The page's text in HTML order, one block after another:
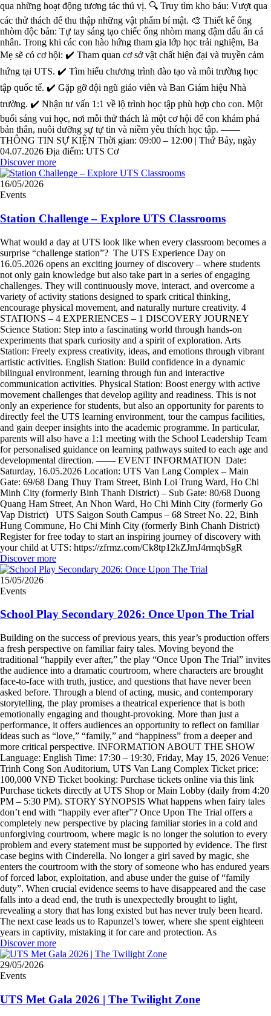
qua những hoạt động tương tác thú vị. 🔍 Truy tìm kho báu: Vượt qua
các thử thách để thu thập những vật phẩm bí mật. 🎨 Thiết kế ống
nhòm độc bản: Tự tay sáng tạo chiếc ống nhòm mang đậm dấu ấn cá
nhân. Trong khi các con hào hứng tham gia lớp học trải nghiệm, Ba
Mẹ sẽ có cơ hội: ✔️ Tham quan cơ sở vật chất hiện đại và truyền cảm
hứng tại UTS. ✔️ Tìm hiểu chương trình đào tạo và môi trường học
tập quốc tế. ✔️ Gặp gỡ đội ngũ giáo viên và Ban Giám hiệu Nhà
trường. ✔️ Nhận tư vấn 1:1 về lộ trình học tập phù hợp cho con. Một
buổi sáng vui học, nơi mỗi thử thách là một cơ hội để con khám phá
bản thân, nuôi dưỡng sự tự tin và niềm yêu thích học tập. ——
THÔNG TIN SỰ KIỆN Thời gian: 09:00 – 12:00 | Thứ Bảy, ngày
04.07.2026 Địa điểm: UTS Cơ
Discover more
16/05/2026
Events
Station Challenge – Explore UTS Classrooms
What would a day at UTS look like when every classroom becomes a
surprise “challenge station”? The UTS Experience Day on
16.05.2026 opens an exciting journey of discovery – where students
not only gain knowledge but also take part in a series of engaging
challenges. They will continuously move, interact, and overcome a
variety of activity stations designed to spark critical thinking,
encourage physical movement, and naturally nurture creativity. 4
STATIONS – 4 EXPERIENCES – 1 DISCOVERY JOURNEY
Science Station: Step into a fascinating world through hands-on
experiments that spark curiosity and a spirit of exploration. Arts
Station: Freely express creativity, ideas, and emotions through vibrant
artistic activities. English Station: Build confidence in a dynamic
bilingual environment, learning through fun and interactive
communication activities. Physical Station: Boost energy with active
movement challenges that develop agility and readiness. This is not
only an experience for students, but also an opportunity for parents to
directly feel the UTS learning environment, tour the campus facilities,
and gain deeper insights into the academic programme. In particular,
parents will also have a 1:1 meeting with the School Leadership Team
for personalised guidance on learning pathways suited to each age and
developmental direction. —— EVENT INFORMATION Date:
Saturday, 16.05.2026 Location: UTS Van Lang Complex – Main
Gate: 69/68 Dang Thuy Tram Street, Binh Loi Trung Ward, Ho Chi
Minh City (formerly Binh Thanh District) – Sub Gate: 80/68 Duong
Quang Ham Street, An Nhon Ward, Ho Chi Minh City (formerly Go
Vap District) UTS Saigon South Campus – 68 Street No. 22, Binh
Hung Commune, Ho Chi Minh City (formerly Binh Chanh District)
Register for free today to start an inspiring journey of discovery with
your child at UTS: https://zfrmz.com/Ck8tp12kZJmJ4rmqbSgR
Discover more
15/05/2026
Events
School Play Secondary 2026: Once Upon The Trial
Building on the success of previous years, this year’s production offers
a fresh perspective on familiar fairy tales. Moving beyond the
traditional “happily ever after,” the play “Once Upon The Trial” invites
the audience into a dramatic courtroom, where characters are brought
face-to-face with truth, justice, and questions that have never been
asked before. Through a blend of acting, music, and contemporary
storytelling, the play promises a theatrical experience that is both
emotionally engaging and thought-provoking. More than just a
performance, it offers audiences an opportunity to reflect on familiar
ideas such as “love,” “family,” and “happiness” from a deeper and
more critical perspective. INFORMATION ABOUT THE SHOW
Language: English Time: 17:30 – 19:30, Friday, May 15, 2026 Venue:
Trinh Cong Son Auditorium, UTS Van Lang Complex Ticket price:
100,000 VNĐ Ticket booking: Purchase tickets online via this link
Purchase tickets directly at UTS Shop or Main Lobby (daily from 4:20
PM – 5:30 PM). STORY SYNOPSIS What happens when fairy tales
don’t end with “happily ever after”? Once Upon The Trial offers a
completely new perspective by placing familiar stories in a cold and
unforgiving courtroom, where magic is no longer the solution to every
problem and every statement must be supported by evidence. The first
case begins with Cinderella. No longer a girl saved by magic, she
enters the courtroom with the story of someone who has endured years
of forced labor, exploitation, and abuse under the guise of “family
duty”. When crucial evidence seems to have disappeared and the case
falls into a dead end, the truth is unexpectedly brought to light,
revealing a story that has long existed but has never truly been heard.
The next case leads us to Rapunzel’s tower, where she spent eighteen
years in captivity, mistaking it for care and protection. As
Discover more
29/05/2026
Events
UTS Met Gala 2026 | The Twilight Zone